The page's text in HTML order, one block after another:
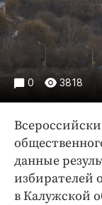
Спорт
ПРОЕКТЫ
Блоги
Издания
0 3818
данные
избирателей
в Калужской